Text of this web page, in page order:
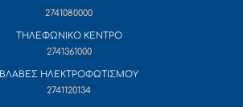
2741080000
ΤΗΛΕΦΩΝΙΚΟ ΚΕΝΤΡΟ
2741361000
ΒΛΑΒΕΣ ΗΛΕΚΤΡΟΦΩΤΙΣΜΟΥ
2741120134